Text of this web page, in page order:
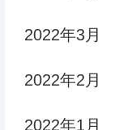
2022年3月
2022年2月
2022年1月